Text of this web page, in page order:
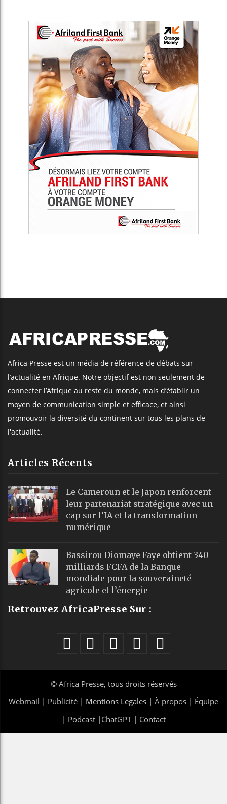
Africa Presse est un média de référence de débats sur
l’actualité en Afrique. Notre objectif est non seulement de
connecter l’Afrique au reste du monde, mais d’établir un
moyen de communication simple et efficace, et ainsi
promouvoir la diversité du continent sur tous les plans de
l'actualité.
Articles Récents
Le Cameroun et le Japon renforcent
leur partenariat stratégique avec un
cap sur l’IA et la transformation
numérique
Bassirou Diomaye Faye obtient 340
milliards FCFA de la Banque
mondiale pour la souveraineté
agricole et l’énergie
Retrouvez AfricaPresse Sur :
© Africa Presse, tous droits réservés
Webmail | Publicité | Mentions Legales | À propos | Équipe
| Podcast| ChatGPT| Contact